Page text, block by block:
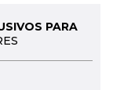
PARA